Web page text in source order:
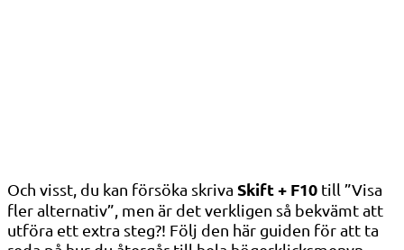
Och visst, du kan försöka skriva Skift + F10 till ”Visa
fler alternativ”, men är det verkligen så bekvämt att
utföra ett extra steg?! Följ den här guiden för att ta